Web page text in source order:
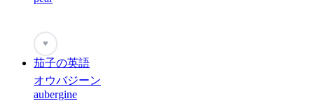
♥
茄子の英語
オウバジーン
aubergine